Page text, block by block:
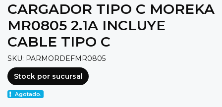
CARGADOR TIPO C MOREKA
MR0805 2.1A INCLUYE
CABLE TIPO C
SKU: PARMORDEFMR0805
Stock por sucursal
Agotado.